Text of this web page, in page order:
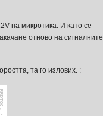
на микротика. И като се
отново на сигналните
та го излових. :